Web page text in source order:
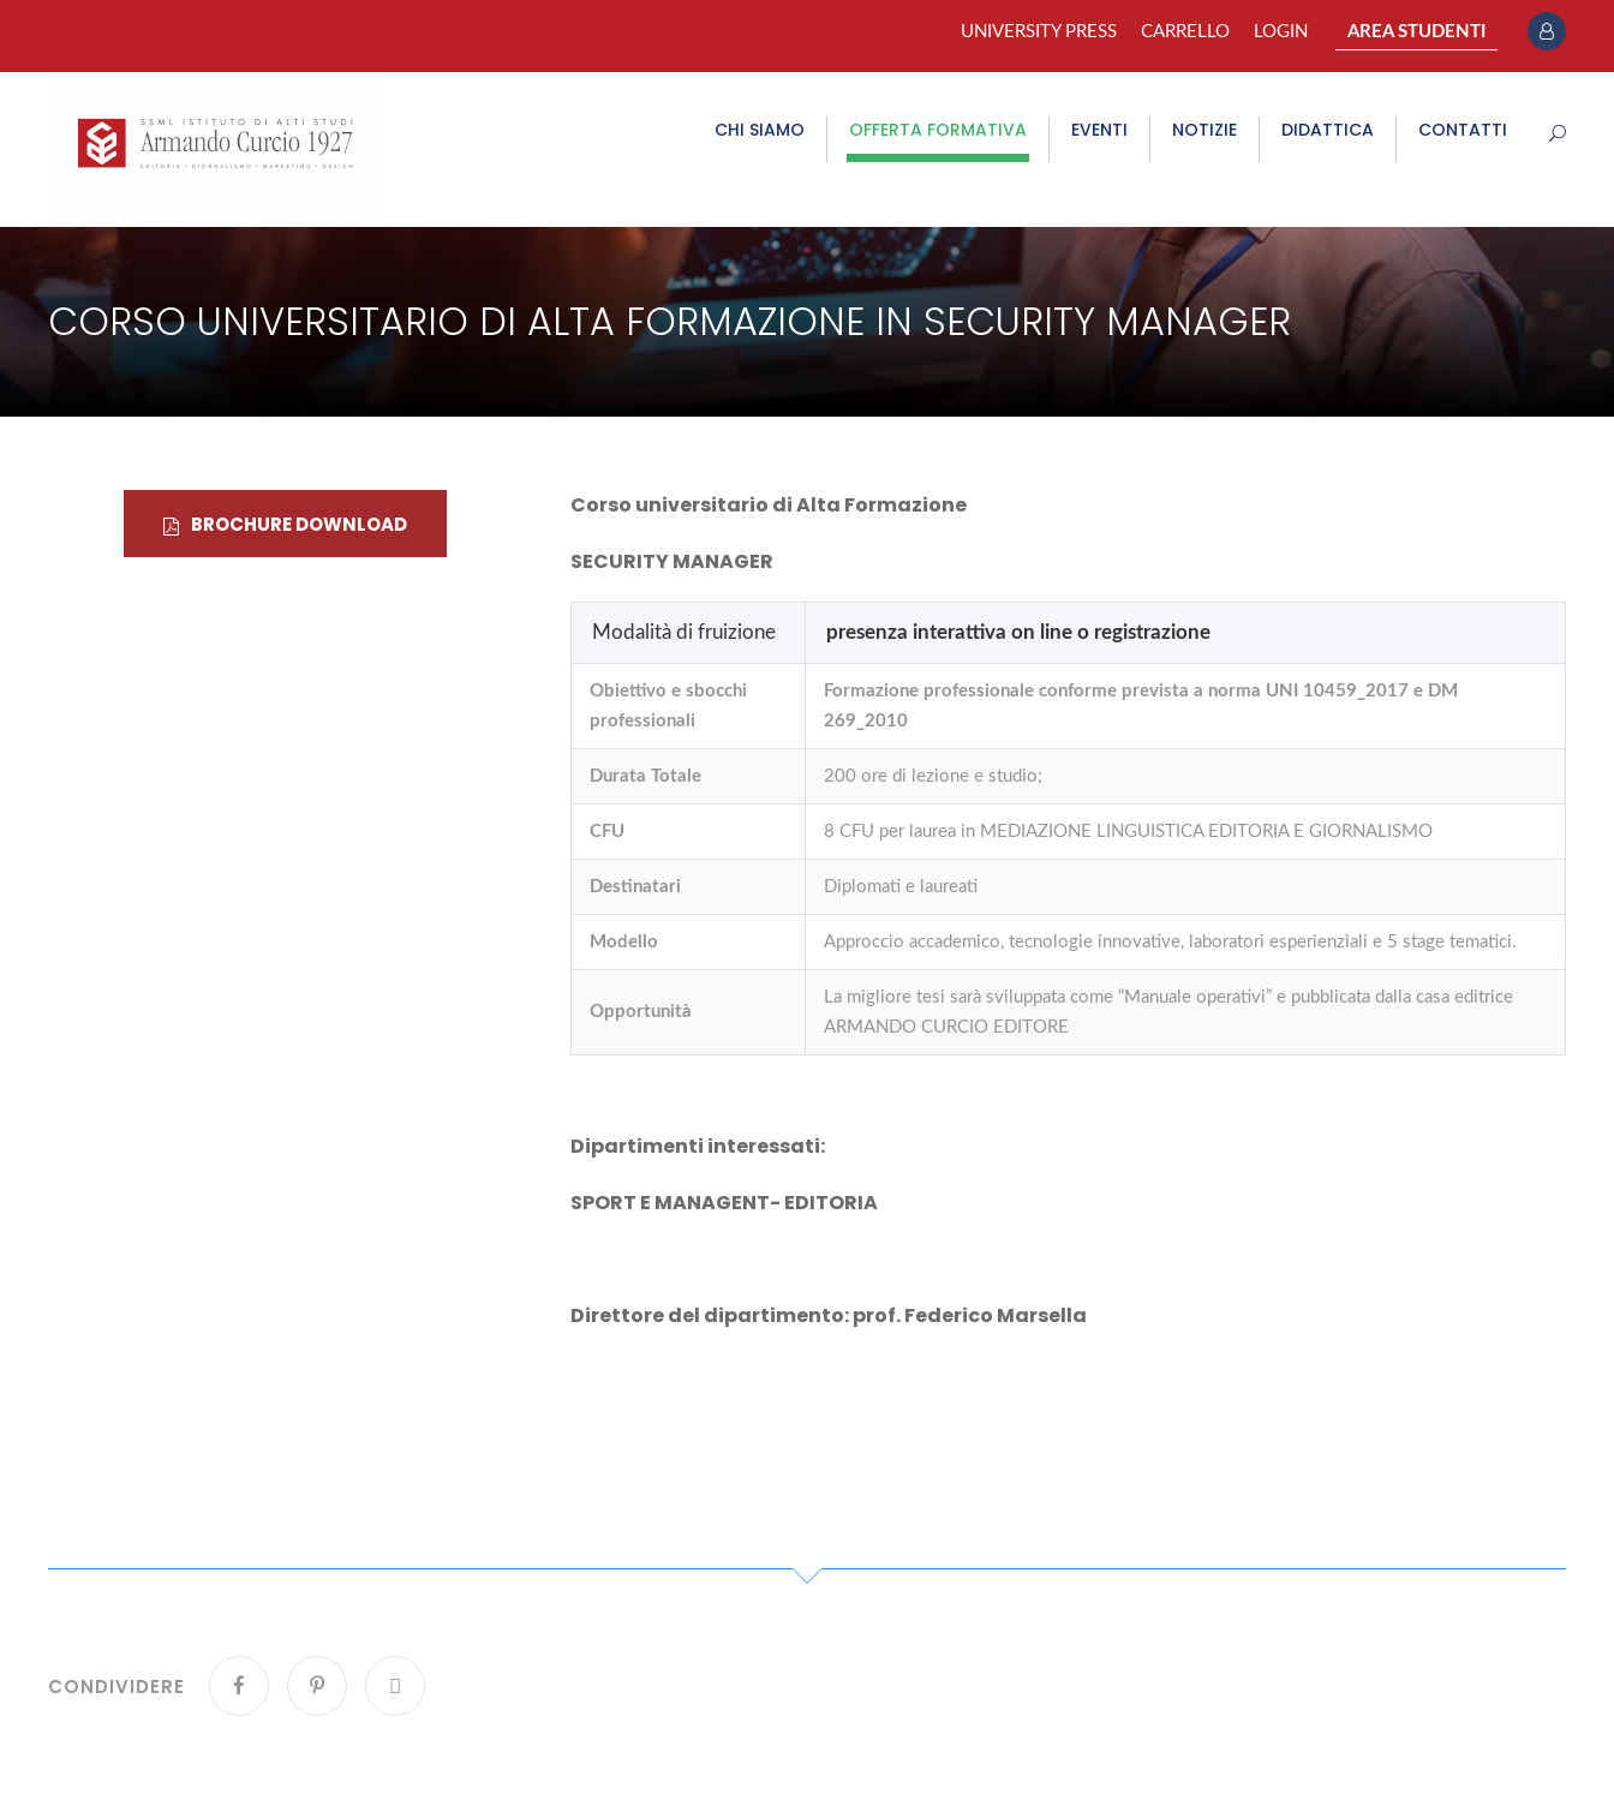
UNIVERSITY PRESS CARRELLO LOGIN AREA STUDENTI
CHI SIAMO OFFERTA FORMATIVA EVENTI NOTIZIE DIDATTICA CONTATTI
CORSO UNIVERSITARIO DI ALTA FORMAZIONE IN SECURITY MANAGER
BROCHURE DOWNLOAD
Corso universitario di Alta Formazione
SECURITY MANAGER
Modalità di fruizione presenza interattiva on line o registrazione
Obiettivo e sbocchi
professionali
Formazione professionale conforme prevista a norma UNI 10459_2017 e DM
269_2010
Durata Totale 200 ore di lezione e studio;
CFU 8 CFU per laurea in MEDIAZIONE LINGUISTICA EDITORIA E GIORNALISMO
Destinatari Diplomati e laureati
Modello Approccio accademico, tecnologie innovative, laboratori esperienziali e 5 stage tematici.
Opportunità
La migliore tesi sarà sviluppata come “Manuale operativi” e pubblicata dalla casa editrice
ARMANDO CURCIO EDITORE
Dipartimenti interessati:
SPORT E MANAGENT- EDITORIA
Direttore del dipartimento: prof. Federico Marsella
CONDIVIDERE